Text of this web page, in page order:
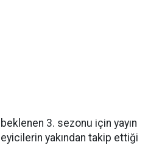
3. sezonu için yayın
yakından takip ettiği